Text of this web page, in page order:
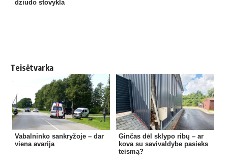
dziudo stovykla
Teisėtvarka
Vabalninko sankryžoje – dar
viena avarija
Ginčas dėl sklypo ribų – ar
kova su savivaldybe pasieks
teismą?